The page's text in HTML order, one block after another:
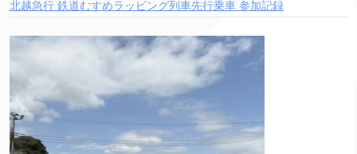
北越急行 鉄道むすめラッピング列車先行乗車 参加記録